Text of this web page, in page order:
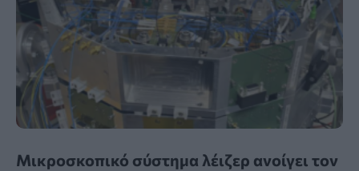
Μικροσκοπικό σύστημα λέιζερ ανοίγει τον